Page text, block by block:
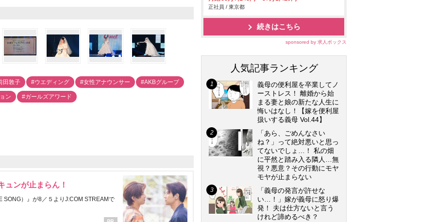
田敦子 #ウエディング #女性アナウンサー #AKBグループ
ン #ガールズアワード
ュンが止まらん！
SONG）』が8／５よりJ:COM STREAMで
正社員 / 東京都
続きはこちら
sponsored by 求人ボックス
人気記事ランキング
義母の便利屋を卒業してノ
ーストレス！ 離婚から始
まる妻と娘の新たな人生に
悔いはなし！【嫁を便利屋
扱いする義母 Vol.44】
「あら、ごめんなさい
ね？」って絶対悪いと思っ
てないでしょ…！ 私の畑
に平然と踏み入る隣人…無
視？悪意？その行動にモヤ
モヤが止まらない
「義母の発言が許せな
い…！」嫁が義母に怒り爆
発！ 夫は仕方ないと言う
けれど諦めるべき？